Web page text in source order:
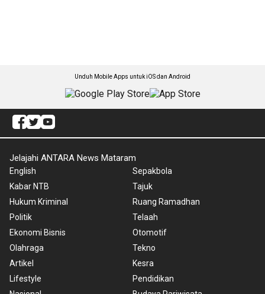
Unduh Mobile Apps untuk iOS dan Android
Jelajahi ANTARA News Mataram
English
Kabar NTB
Hukum Kriminal
Politik
Ekonomi Bisnis
Olahraga
Artikel
Lifestyle
Sepakbola
Tajuk
Ruang Ramadhan
Telaah
Otomotif
Tekno
Kesra
Pendidikan